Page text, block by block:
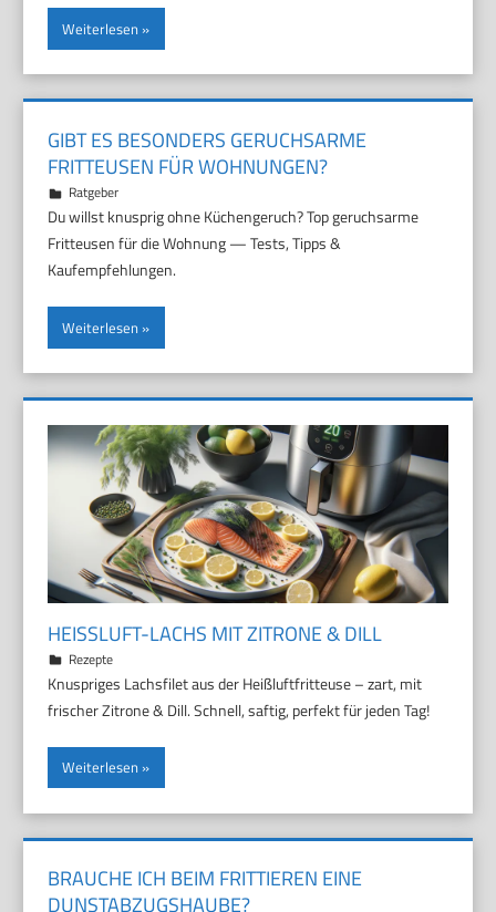
Weiterlesen
GIBT ES BESONDERS GERUCHSARME
FRITTEUSEN FÜR WOHNUNGEN?
9. März 2026
Marco
Ratgeber
Du willst knusprig ohne Küchengeruch? Top geruchsarme
Fritteusen für die Wohnung — Tests, Tipps &
Kaufempfehlungen.
Weiterlesen
HEISSLUFT-LACHS MIT ZITRONE & DILL
9. März 2026
Marco
Rezepte
Knuspriges Lachsfilet aus der Heißluftfritteuse – zart, mit
frischer Zitrone & Dill. Schnell, saftig, perfekt für jeden Tag!
Weiterlesen
BRAUCHE ICH BEIM FRITTIEREN EINE
DUNSTABZUGSHAUBE?